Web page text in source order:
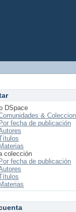
DSpace
&
Por fecha de publicación
Materias
colección
Por fecha de publicación
Materias